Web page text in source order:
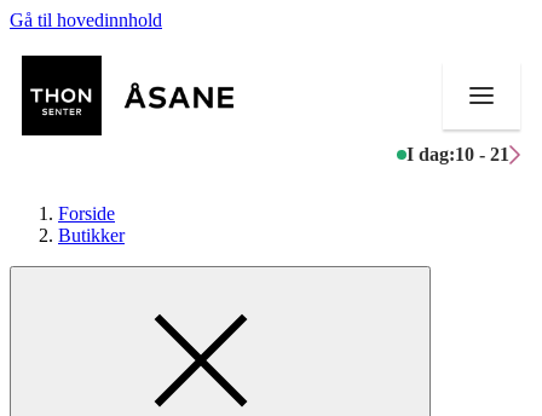
Gå til hovedinnhold
I dag:10 - 21
Mat og drikke
Forside
Butikker